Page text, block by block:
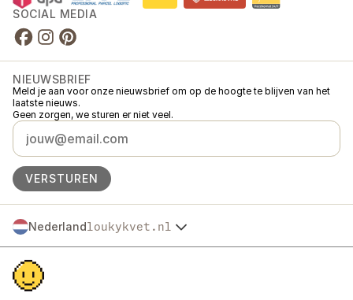
SOCIAL MEDIA
NIEUWSBRIEF
Meld je aan voor onze nieuwsbrief om op de hoogte te blijven van het
laatste nieuws.
Geen zorgen, we sturen er niet veel.
VERSTUREN
Nederlandloukykvet.nl
Česko
Slovensko
Polska
Österreich
Loukykvět s.r.o. staat ingeschreven in het handelsregister van de
gemeentelijke rechtbank in Praag, sectie C, dossier 268616.